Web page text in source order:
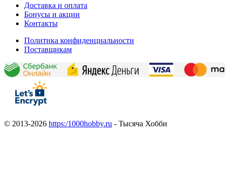
Доставка и оплата
Бонусы и акции
Контакты
Политика конфиденциальности
Поставщикам
© 2013-2026 https:/1000hobby.ru - Тысяча Хобби